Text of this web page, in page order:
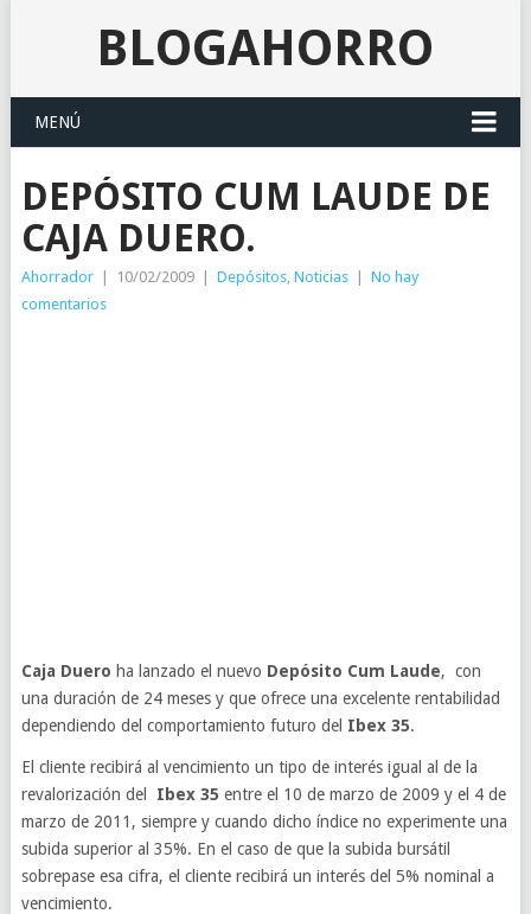
BLOGAHORRO
MENÚ
DEPÓSITO CUM LAUDE DE
CAJA DUERO.
Ahorrador 10/02/2009 Depósitos, Noticias
No hay
comentarios
Caja Duero ha lanzado el nuevo Depósito Cum Laude, con
una duración de 24 meses y que ofrece una excelente rentabilidad
dependiendo del comportamiento futuro del Ibex 35.
El cliente recibirá al vencimiento un tipo de interés igual al de la
revalorización del Ibex 35 entre el 10 de marzo de 2009 y el 4 de
marzo de 2011, siempre y cuando dicho índice no experimente una
subida superior al 35%. En el caso de que la subida bursátil
sobrepase esa cifra, el cliente recibirá un interés del 5% nominal a
vencimiento.